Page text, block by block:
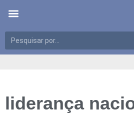
liderança